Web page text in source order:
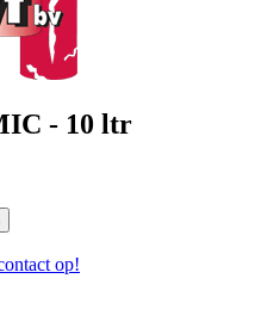
- 10 ltr
op!